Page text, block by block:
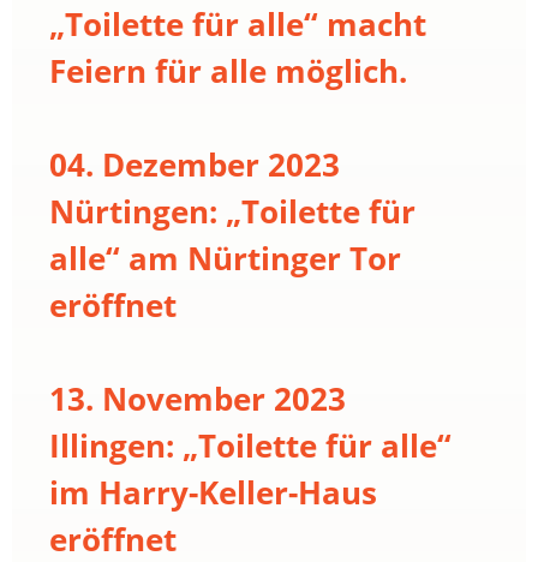
„Toilette für alle“ macht
Feiern für alle möglich.
04. Dezember 2023
Nürtingen: „Toilette für
alle“ am Nürtinger Tor
eröffnet
13. November 2023
Illingen: „Toilette für alle“
im Harry-Keller-Haus
eröffnet